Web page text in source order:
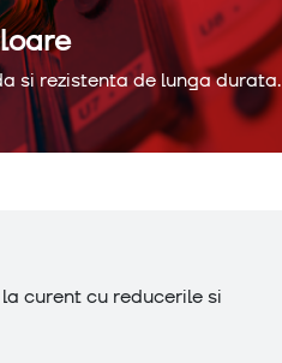
si rezistenta de lunga durata.
curent cu reducerile si